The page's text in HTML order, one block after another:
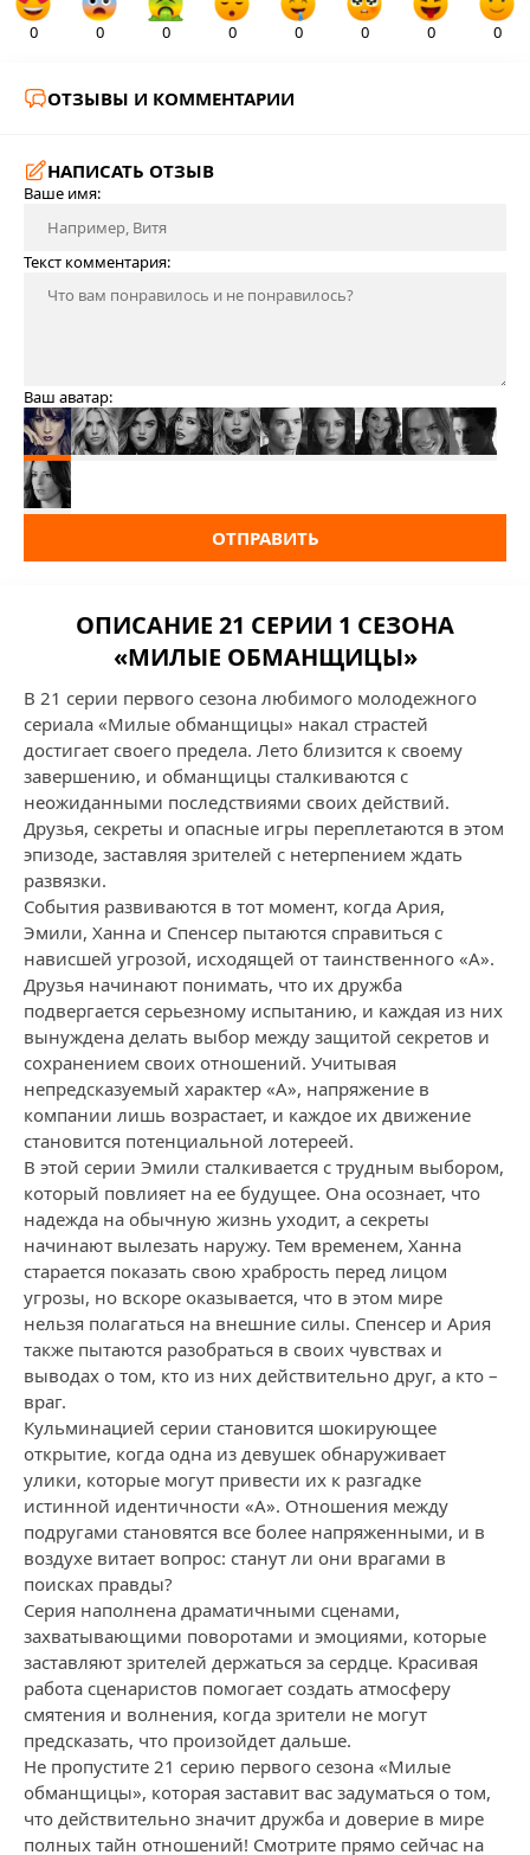
0 0 0 0 0 0 0 0
ОТЗЫВЫ И КОММЕНТАРИИ
НАПИСАТЬ ОТЗЫВ
Ваше имя:
Текст комментария:
Ваш аватар:
ОТПРАВИТЬ
ОПИСАНИЕ 21 СЕРИИ 1 СЕЗОНА
«МИЛЫЕ ОБМАНЩИЦЫ»
В 21 серии первого сезона любимого молодежного
сериала «Милые обманщицы» накал страстей
достигает своего предела. Лето близится к своему
завершению, и обманщицы сталкиваются с
неожиданными последствиями своих действий.
Друзья, секреты и опасные игры переплетаются в этом
эпизоде, заставляя зрителей с нетерпением ждать
развязки.
События развиваются в тот момент, когда Ария,
Эмили, Ханна и Спенсер пытаются справиться с
нависшей угрозой, исходящей от таинственного «А».
Друзья начинают понимать, что их дружба
подвергается серьезному испытанию, и каждая из них
вынуждена делать выбор между защитой секретов и
сохранением своих отношений. Учитывая
непредсказуемый характер «А», напряжение в
компании лишь возрастает, и каждое их движение
становится потенциальной лотереей.
В этой серии Эмили сталкивается с трудным выбором,
который повлияет на ее будущее. Она осознает, что
надежда на обычную жизнь уходит, а секреты
начинают вылезать наружу. Тем временем, Ханна
старается показать свою храбрость перед лицом
угрозы, но вскоре оказывается, что в этом мире
нельзя полагаться на внешние силы. Спенсер и Ария
также пытаются разобраться в своих чувствах и
выводах о том, кто из них действительно друг, а кто –
враг.
Кульминацией серии становится шокирующее
открытие, когда одна из девушек обнаруживает
улики, которые могут привести их к разгадке
истинной идентичности «А». Отношения между
подругами становятся все более напряженными, и в
воздухе витает вопрос: станут ли они врагами в
поисках правды?
Серия наполнена драматичными сценами,
захватывающими поворотами и эмоциями, которые
заставляют зрителей держаться за сердце. Красивая
работа сценаристов помогает создать атмосферу
смятения и волнения, когда зрители не могут
предсказать, что произойдет дальше.
Не пропустите 21 серию первого сезона «Милые
обманщицы», которая заставит вас задуматься о том,
что действительно значит дружба и доверие в мире
полных тайн отношений! Смотрите прямо сейчас на